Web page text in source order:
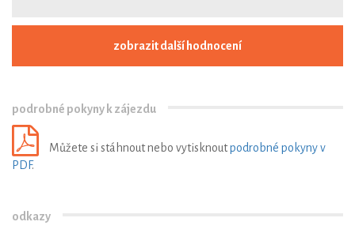
zobrazit další hodnocení
podrobné pokyny k zájezdu
Můžete si stáhnout nebo vytisknoutpodrobné pokyny v
PDF.
odkazy